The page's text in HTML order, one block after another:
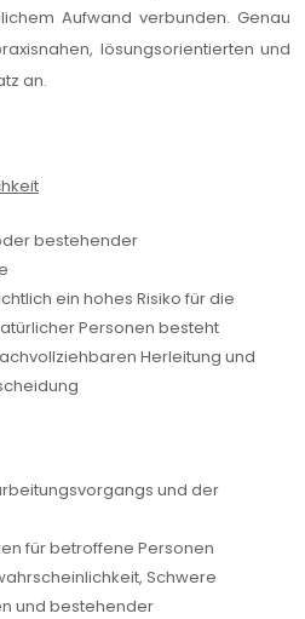
Aufwand verbunden. Genau
lösungsorientierten und
an.
bestehender
ein hohes Risiko für die
Personen besteht
Herleitung und
und der
für betroffene Personen
Schwere
und bestehender